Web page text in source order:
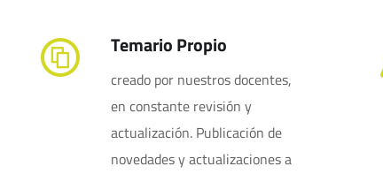
Temario Propio
creado por nuestros docentes,
en constante revisión y
actualización. Publicación de
novedades y actualizaciones a